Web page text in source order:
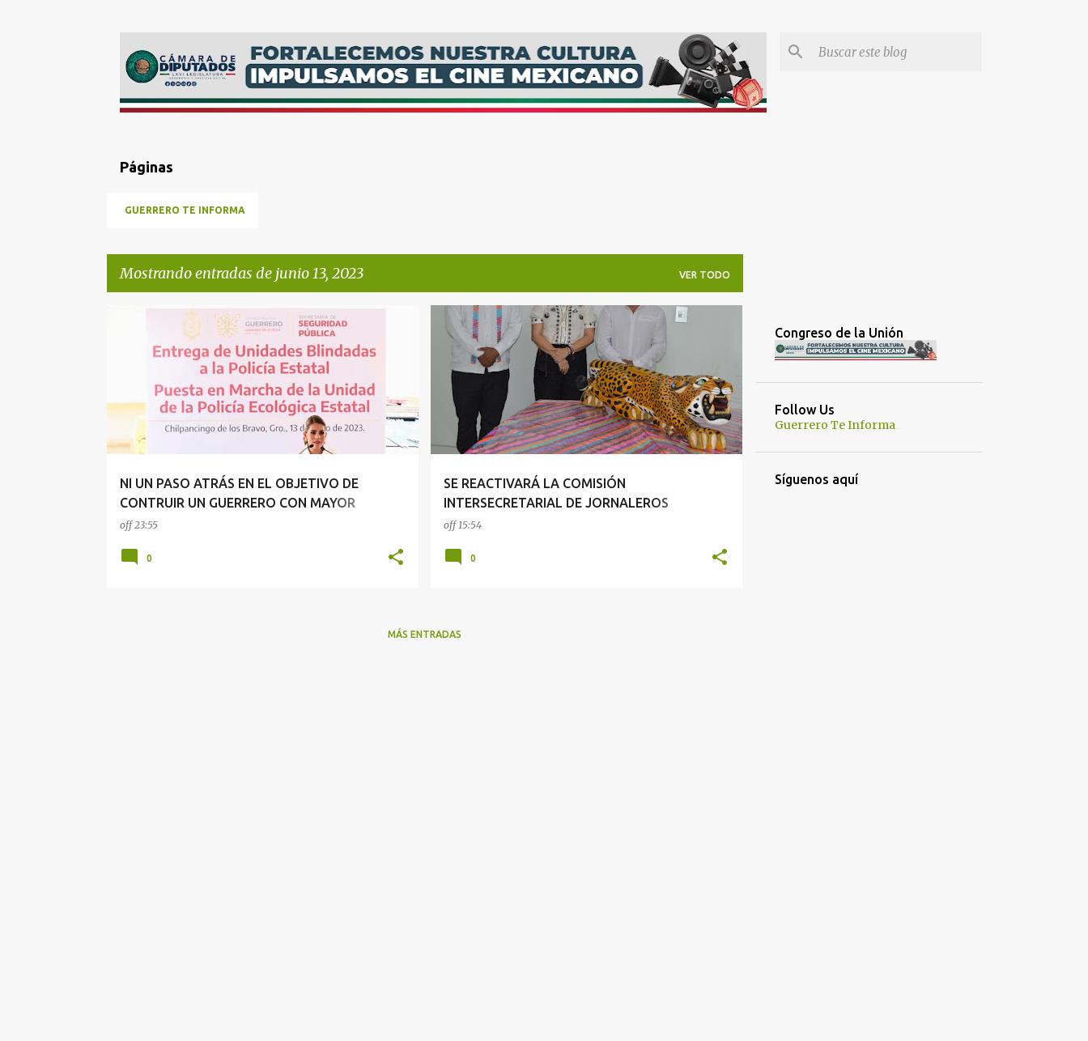
Páginas
GUERRERO TE INFORMA
Mostrando entradas de junio 13, 2023 VER TODO
r
d
NI UN PASO ATRÁS EN EL OBJETIVO DE
CONTRUIR UN GUERRERO CON MAYOR
SEGURIDAD Y BIENESTAR PARA TODOS:
off 23:55
EVELYN SALGADO GUERRERO SEGURIDAD
0
SE REACTIVARÁ LA COMISIÓN
INTERSECRETARIAL DE JORNALEROS
AGRÍCOLAS: SEDEPIA
off 15:54
GUERRERO
0
MÁS ENTRADAS
Congreso de la Unión
Follow Us
Guerrero Te Informa
Síguenos aquí